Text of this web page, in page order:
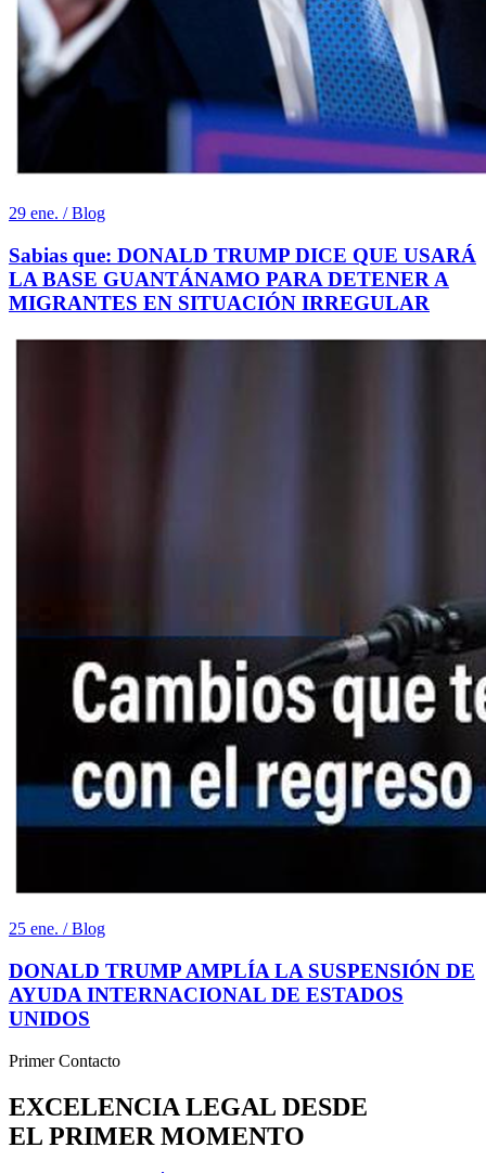
29 ene. / Blog
Sabias que: DONALD TRUMP DICE QUE USARÁ
LA BASE GUANTÁNAMO PARA DETENER A
MIGRANTES EN SITUACIÓN IRREGULAR
25 ene. / Blog
DONALD TRUMP AMPLÍA LA SUSPENSIÓN DE
AYUDA INTERNACIONAL DE ESTADOS
UNIDOS
Primer Contacto
EXCELENCIA LEGAL DESDE
EL PRIMER MOMENTO